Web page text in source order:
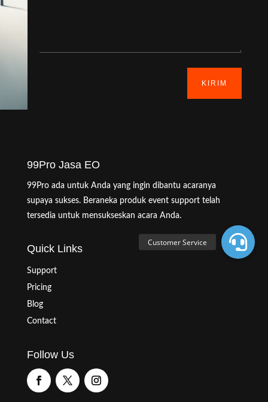
KIRIM
99Pro Jasa EO
99Pro ada untuk Anda yang ingin dibantu acaranya
supaya sukses. Beraneka produk event support telah
tersedia untuk mensukseskan acara Anda.
Quick Links
Support
Pricing
Blog
Contact
Follow Us